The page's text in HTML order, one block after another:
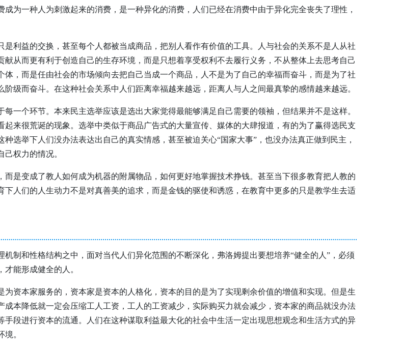
为一种人为刺激起来的消费，是一种异化的消费，人们已经在消费中由于异化完全丧失了理性，
利益的交换，甚至每个人都被当成商品，把别人看作有价值的工具。人与社会的关系不是人从社
从而更有利于创造自己的生存环境，而是只想着享受权利不去履行义务，不从整体上去思考自己
，而是任由社会的市场倾向去把自己当成一个商品，人不是为了自己的幸福而奋斗，而是为了社
级而奋斗。在这种社会关系中人们距离幸福越来越远，距离人与人之间最真挚的感情越来越远。
一个环节。本来民主选举应该是选出大家觉得最能够满足自己需要的领袖，但结果并不是这样。
来很荒诞的现象。选举中类似于商品广告式的大量宣传、媒体的大肆报道，有的为了赢得选民支
选举下人们没办法表达出自己的真实情感，甚至被迫关心“国家大事”，也没办法真正做到民主，
权力的情况。
是变成了教人如何成为机器的附属物品，如何更好地掌握技术挣钱。甚至当下很多教育把人教的
人们的人生动力不是对真善美的追求，而是金钱的驱使和诱惑，在教育中更多的只是教学生去适
制和性格结构之中，面对当代人们异化范围的不断深化，弗洛姆提出要想培养“健全的人”，必须
能形成健全的人。
资本家服务的，资本家是资本的人格化，资本的目的是为了实现剩余价值的增值和实现。但是生
本降低就一定会压缩工人工资，工人的工资减少，实际购买力就会减少，资本家的商品就没办法
段进行资本的流通。人们在这种谋取利益最大化的社会中生活一定出现思想观念和生活方式的异
。